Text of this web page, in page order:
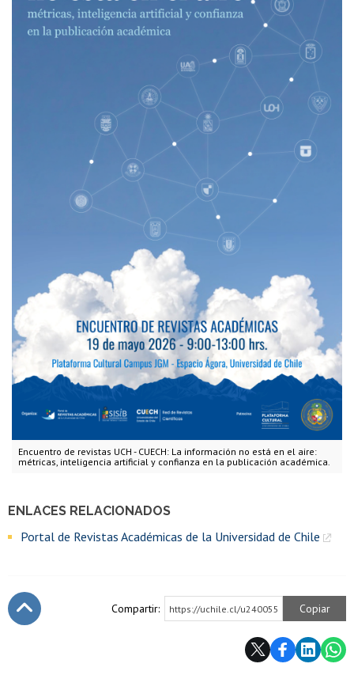
Encuentro de revistas UCH - CUECH: La información no está en el aire:
métricas, inteligencia artificial y confianza en la publicación académica.
ENLACES RELACIONADOS
Portal de Revistas Académicas de la Universidad de Chile
Compartir: https://uchile.cl/u240055 Copiar